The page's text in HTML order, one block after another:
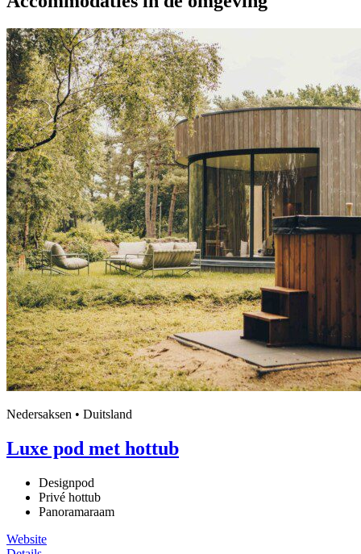
Nedersaksen • Duitsland
Luxe pod met hottub
Designpod
Privé hottub
Panoramaraam
Website